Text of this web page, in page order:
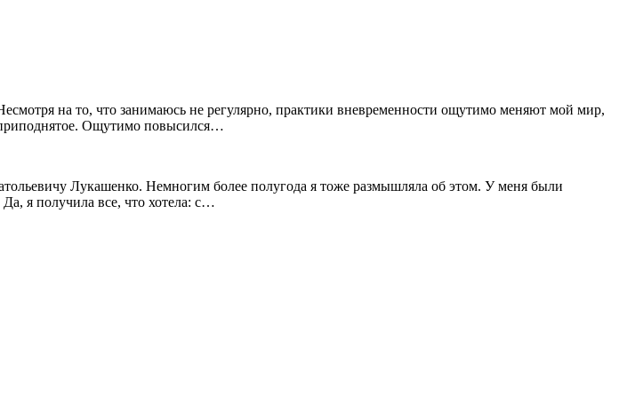
на то, что занимаюсь не регулярно, практики вневременности ощутимо меняют мой мир,
Ощутимо повысился…
Лукашенко. Немногим более полугода я тоже размышляла об этом. У меня были
я получила все, что хотела: с…